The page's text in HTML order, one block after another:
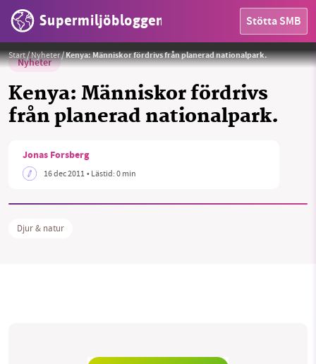
Supermiljöbloggen Stötta SMB
HEM
OMRÅDEN
Start/Nyheter/Kenya: Människor fördrivs från planerad nationalpark.
Nyheter
Kenya: Människor fördrivs
från planerad nationalpark.
Jonas Forsberg
16 dec 2011• Lästid:0 min
Djur & natur